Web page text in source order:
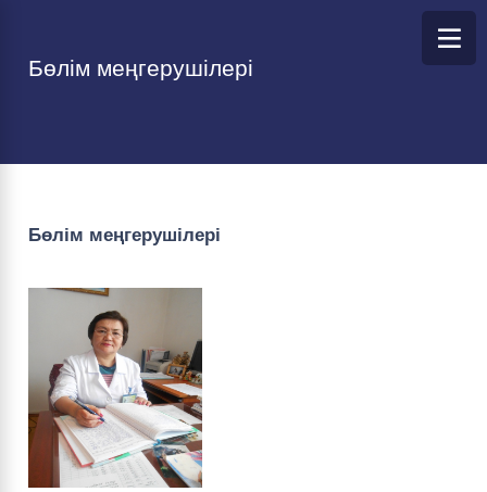
Бөлім меңгерушілері
Бөлім меңгерушілері